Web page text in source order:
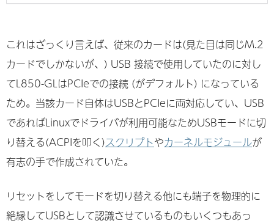
これはざっくり言えば、従来のカードは(見た目は同じM.2
カードでしかないが、) USB 接続で使用していたのに対し
てL850-GLはPCIeでの接続 (がデフォルト) になっている
ため。当該カード自体はUSBとPCIeに両対応してい、USB
であればLinuxでドライバが利用可能なためUSBモードに切
り替える(ACPIを叩く)スクリプトやカーネルモジュールが
有志の手で作成されていた。
リセットをしてモードを切り替える他にも端子を物理的に
絶縁してUSBとして認識させているものもいくつもあっ